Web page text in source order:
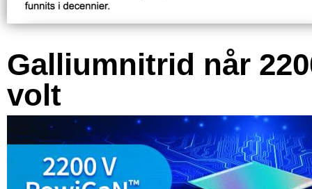
Galliumnitrid når
volt